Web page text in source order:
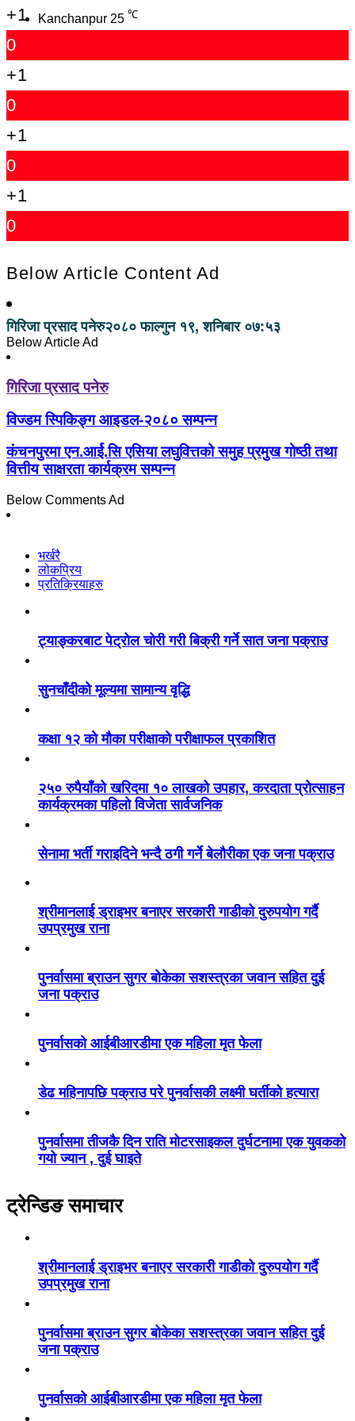
Kanchanpur 25 ℃
+1
0
+1
0
+1
0
+1
0
Below Article Content Ad
गिरिजा प्रसाद पनेरु२०८० फाल्गुन १९, शनिबार ०७:५३
Below Article Ad
गिरिजा प्रसाद पनेरु
विज्डम स्पिकिङ्ग आइडल-२०८० सम्पन्न
कंचनपुरमा एन.आर्ई.सि एसिया लघुवित्तको समुह प्रमुख गोष्ठी तथा
वित्तीय साक्षरता कार्यक्रम सम्पन्न
Below Comments Ad
भर्खरै
लोकप्रिय
प्रतिक्रियाहरु
ट्याङ्करबाट पेट्रोल चोरी गरी बिक्री गर्ने सात जना पक्राउ
सुनचाँदीको मूल्यमा सामान्य वृद्धि
कक्षा १२ को मौका परीक्षाको परीक्षाफल प्रकाशित
२५० रुपैयाँको खरिदमा १० लाखको उपहार, करदाता प्रोत्साहन
कार्यक्रमका पहिलो विजेता सार्वजनिक
सेनामा भर्ती गराइदिने भन्दै ठगी गर्ने बेलौरीका एक जना पक्राउ
श्रीमानलाई ड्राइभर बनाएर सरकारी गाडीको दुरुपयोग गर्दै
उपप्रमुख राना
पुनर्वासमा ब्राउन सुगर बोकेका सशस्त्रका जवान सहित दुई
जना पक्राउ
पुनर्वासको आईबीआरडीमा एक महिला मृत फेला
डेढ महिनापछि पक्राउ परे पुनर्वासकी लक्ष्मी घर्तीको हत्यारा
पुनर्वासमा तीजकै दिन राति मोटरसाइकल दुर्घटनामा एक युवकको
गयो ज्यान , दुई घाइते
ट्रेन्डिङ समाचार
श्रीमानलाई ड्राइभर बनाएर सरकारी गाडीको दुरुपयोग गर्दै
उपप्रमुख राना
पुनर्वासमा ब्राउन सुगर बोकेका सशस्त्रका जवान सहित दुई
जना पक्राउ
पुनर्वासको आईबीआरडीमा एक महिला मृत फेला